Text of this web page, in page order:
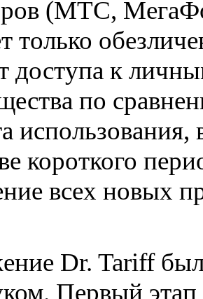
(МТС,
только
доступа к
по
использования,
короткого
всех новых
Dr. Tariff
Первый этап